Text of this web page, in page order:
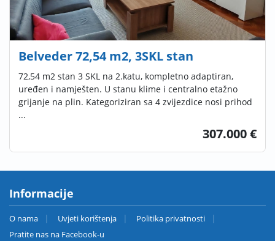
Belveder 72,54 m2, 3SKL stan
72,54 m2 stan 3 SKL na 2.katu, kompletno adaptiran,
uređen i namješten. U stanu klime i centralno etažno
grijanje na plin. Kategoriziran sa 4 zvijezdice nosi prihod
...
307.000 €
Informacije
O nama Uvjeti korištenja
Politika privatnosti
Pratite nas na Facebook-u